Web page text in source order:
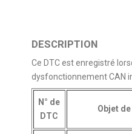
DESCRIPTION
Ce DTC est enregistré
dysfonctionnement CAN
N° de
DTC
Objet